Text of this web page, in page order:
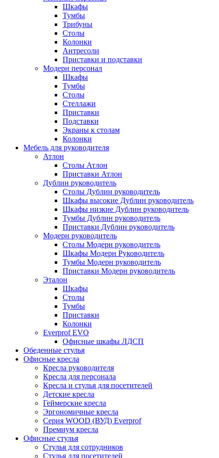
Шкафы
Тумбы
Трибуны
Столы
Колонки
Антресоли
Приставки и подставки
Модерн персонал
Шкафы
Тумбы
Столы
Стеллажи
Приставки
Подставки
Экраны к столам
Колонки
Мебель для руководителя
Атлон
Столы Атлон
Приставки Атлон
Дублин руководитель
Столы Дублин руководитель
Шкафы высокие Дублин руководитель
Шкафы низкие Дублин руководитель
Тумбы Дублин руководитель
Приставки Дублин руководитель
Модерн руководитель
Столы Модерн руководитель
Шкафы Модерн Руководитель
Тумбы Модерн руководитель
Приставки Модерн руководитель
Эталон
Шкафы
Столы
Тумбы
Приставки
Колонки
Everprof EVO
Офисные шкафы ЛДСП
Обеденные стулья
Офисные кресла
Кресла руководителя
Кресла для персонала
Кресла и стулья для посетителей
Детские кресла
Геймерские кресла
Эргономичные кресла
Серия WOOD (ВУД) Everprof
Премиум кресла
Офисные стулья
Стулья для сотрудников
Стулья для посетителей